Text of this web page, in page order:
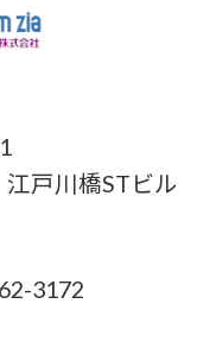
戸川橋STビル
3172